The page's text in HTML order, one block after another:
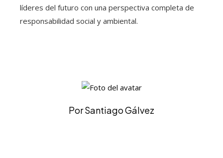
líderes del futuro con una perspectiva completa de
responsabilidad social y ambiental.
Por Santiago Gálvez